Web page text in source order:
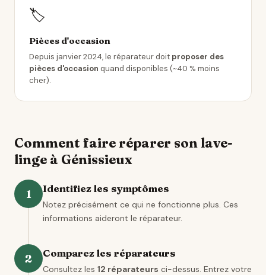
🏷️
Pièces d'occasion
Depuis janvier 2024, le réparateur doit proposer des
pièces d'occasion quand disponibles (~40 % moins
cher).
Comment faire réparer son lave-
linge à Génissieux
1 Identifiez les symptômes
Notez précisément ce qui ne fonctionne plus. Ces
informations aideront le réparateur.
2 Comparez les réparateurs
Consultez les 12 réparateurs ci-dessus. Entrez votre